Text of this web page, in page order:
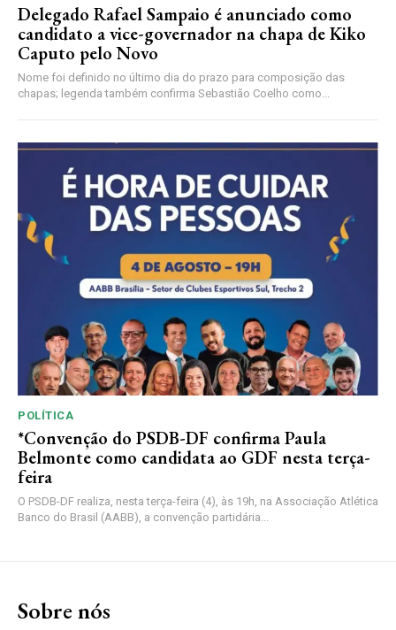
Delegado Rafael Sampaio é anunciado como
candidato a vice-governador na chapa de Kiko
Caputo pelo Novo
Nome foi definido no último dia do prazo para composição das
chapas; legenda também confirma Sebastião Coelho como...
POLÍTICA
*Convenção do PSDB-DF confirma Paula
Belmonte como candidata ao GDF nesta terça-
feira
O PSDB-DF realiza, nesta terça-feira (4), às 19h, na Associação Atlética
Banco do Brasil (AABB), a convenção partidária...
Sobre nós